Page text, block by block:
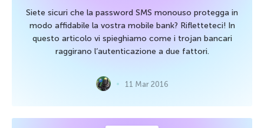
Siete sicuri che la password SMS monouso protegga in
modo affidabile la vostra mobile bank? Rifletteteci! In
questo articolo vi spieghiamo come i trojan bancari
raggirano l’autenticazione a due fattori.
11 Mar 2016